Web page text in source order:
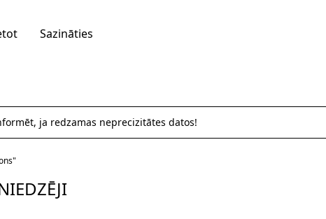
Sazināties
ja redzamas neprecizitātes datos!